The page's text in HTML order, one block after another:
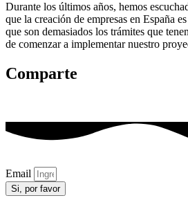
Durante los últimos años, hemos
que la creación de empresas en España
que son demasiados los trámites que
de comenzar a implementar nuestro
Comparte
Email
Si, por favor